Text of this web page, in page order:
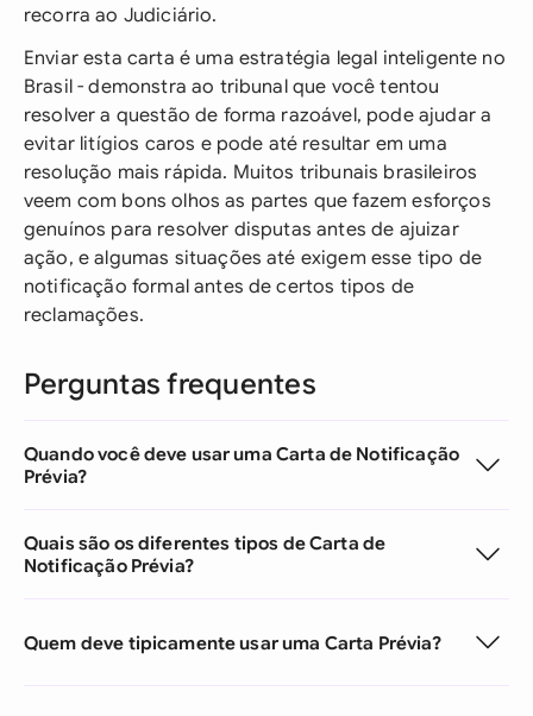
recorra ao Judiciário.
Enviar esta carta é uma estratégia legal inteligente no
Brasil - demonstra ao tribunal que você tentou
resolver a questão de forma razoável, pode ajudar a
evitar litígios caros e pode até resultar em uma
resolução mais rápida. Muitos tribunais brasileiros
veem com bons olhos as partes que fazem esforços
genuínos para resolver disputas antes de ajuizar
ação, e algumas situações até exigem esse tipo de
notificação formal antes de certos tipos de
reclamações.
Perguntas frequentes
Quando você deve usar uma Carta de Notificação
Prévia?
Quais são os diferentes tipos de Carta de
Notificação Prévia?
Quem deve tipicamente usar uma Carta Prévia?